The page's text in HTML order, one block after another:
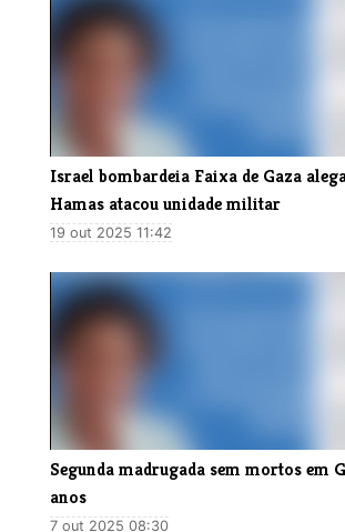
Israel bombardeia Faixa de Gaza
Hamas atacou unidade militar
19 out 2025 11:42
Segunda madrugada sem mortos em
anos
7 out 2025 08:30